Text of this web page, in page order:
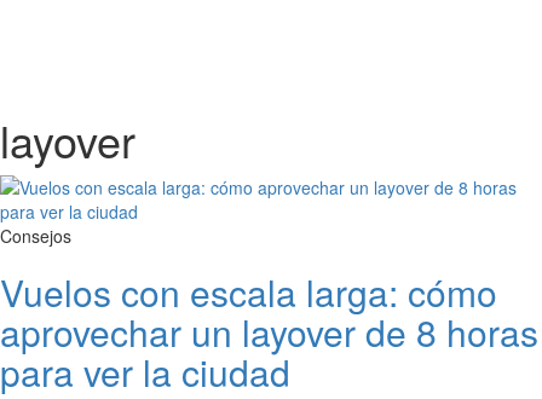
layover
Consejos
Vuelos con escala larga: cómo
aprovechar un layover de 8 horas
para ver la ciudad